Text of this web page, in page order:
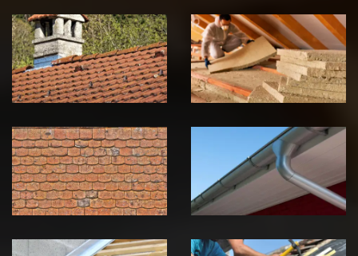
Couvreur
zingueur 39
Jura
Isolation de
toiture 39
Jura
démoussage de
toiture 39
Jura
pose de
gouttière 39
Jura
Pose de
Réparation de